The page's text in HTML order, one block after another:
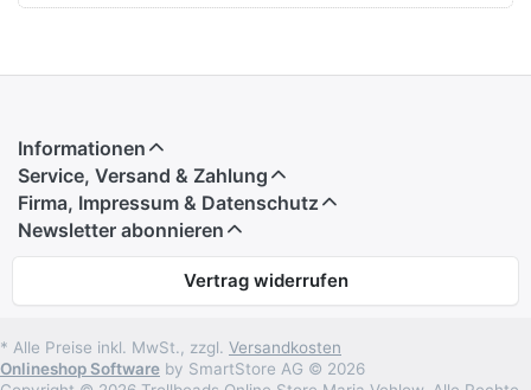
Informationen
Service, Versand & Zahlung
Firma, Impressum & Datenschutz
Newsletter abonnieren
Vertrag widerrufen
* Alle Preise inkl. MwSt., zzgl. Versandkosten
Onlineshop Software by SmartStore AG © 2026